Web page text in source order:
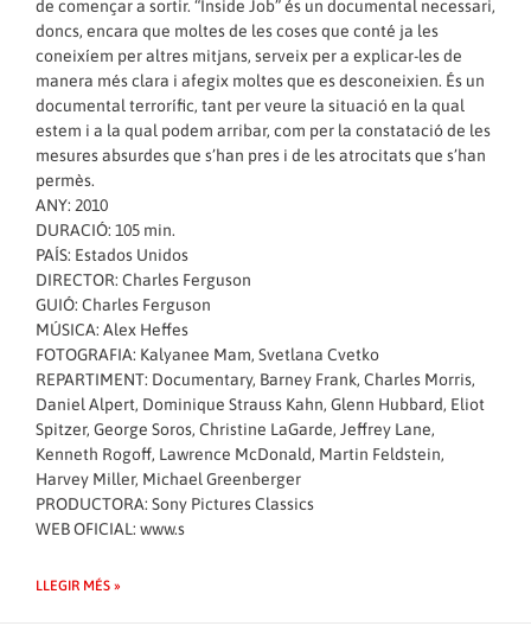
de començar a sortir. “Inside Job” és un documental necessari,
doncs, encara que moltes de les coses que conté ja les
coneixíem per altres mitjans, serveix per a explicar-les de
manera més clara i afegix moltes que es desconeixien. És un
documental terrorífic, tant per veure la situació en la qual
estem i a la qual podem arribar, com per la constatació de les
mesures absurdes que s’han pres i de les atrocitats que s’han
permès.
ANY: 2010
DURACIÓ: 105 min.
PAÍS: Estados Unidos
DIRECTOR: Charles Ferguson
GUIÓ: Charles Ferguson
MÚSICA: Alex Heffes
FOTOGRAFIA: Kalyanee Mam, Svetlana Cvetko
REPARTIMENT: Documentary, Barney Frank, Charles Morris,
Daniel Alpert, Dominique Strauss Kahn, Glenn Hubbard, Eliot
Spitzer, George Soros, Christine LaGarde, Jeffrey Lane,
Kenneth Rogoff, Lawrence McDonald, Martin Feldstein,
Harvey Miller, Michael Greenberger
PRODUCTORA: Sony Pictures Classics
WEB OFICIAL: www.s
LLEGIR MÉS »